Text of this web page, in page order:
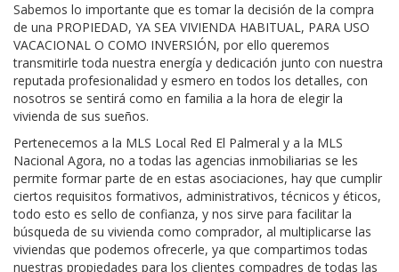
Sabemos lo importante que es tomar la decisión de la compra
de una PROPIEDAD, YA SEA VIVIENDA HABITUAL, PARA USO
VACACIONAL O COMO INVERSIÓN, por ello queremos
transmitirle toda nuestra energía y dedicación junto con nuestra
reputada profesionalidad y esmero en todos los detalles, con
nosotros se sentirá como en familia a la hora de elegir la
vivienda de sus sueños.
Pertenecemos a la MLS Local Red El Palmeral y a la MLS
Nacional Agora, no a todas las agencias inmobiliarias se les
permite formar parte de en estas asociaciones, hay que cumplir
ciertos requisitos formativos, administrativos, técnicos y éticos,
todo esto es sello de confianza, y nos sirve para facilitar la
búsqueda de su vivienda como comprador, al multiplicarse las
viviendas que podemos ofrecerle, ya que compartimos todas
nuestras propiedades para los clientes compadres de todas las